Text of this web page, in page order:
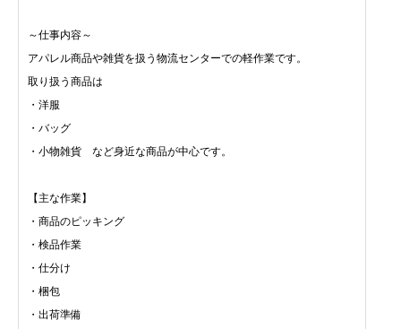
～仕事内容～
アパレル商品や雑貨を扱う物流センターでの軽作業です。
取り扱う商品は
・洋服
・バッグ
・小物雑貨 など身近な商品が中心です。
【主な作業】
・商品のピッキング
・検品作業
・仕分け
・梱包
・出荷準備